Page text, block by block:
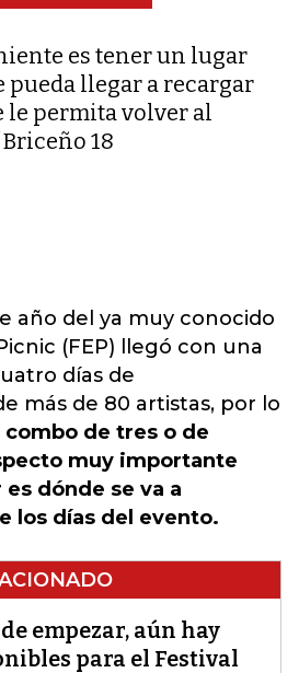
es tener un lugar
pueda llegar a recargar
le permita volver al
18
año del ya muy conocido
(FEP) llegó con una
días de
más de 80 artistas, por lo
de tres o de
muy importante
dónde se va a
los días del evento.
empezar, aún hay
para el Festival